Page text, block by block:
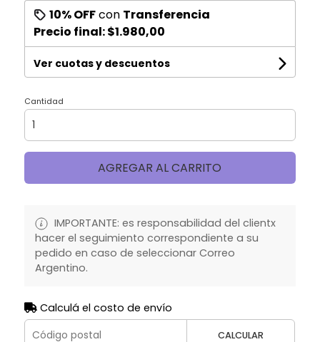
10% OFFcon Transferencia
Precio final:$1.980,00
Ver cuotas y descuentos
Cantidad
AGREGAR AL CARRITO
IMPORTANTE: es responsabilidad del clientx
hacer el seguimiento correspondiente a su
pedido en caso de seleccionar Correo
Argentino.
Calculá el costo de envío
CALCULAR